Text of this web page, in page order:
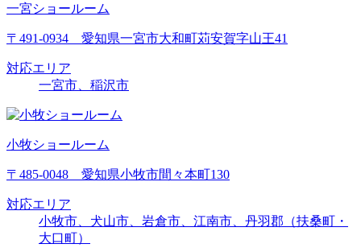
一宮ショールーム
〒491-0934 愛知県一宮市大和町苅安賀字山王41
対応エリア
一宮市、稲沢市
小牧ショールーム
〒485-0048 愛知県小牧市間々本町130
対応エリア
小牧市、犬山市、岩倉市、江南市、丹羽郡（扶桑町・
大口町）